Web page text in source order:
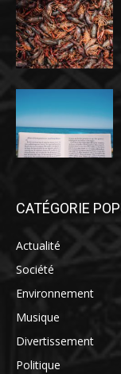
CATÉGORIE
Actualité
Société
Environnement
Musique
Divertissement
Politique